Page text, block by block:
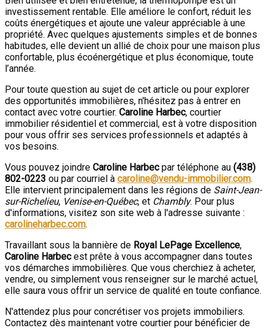
investissement rentable. Elle améliore le confort, réduit les
coûts énergétiques et ajoute une valeur appréciable à une
propriété. Avec quelques ajustements simples et de bonnes
habitudes, elle devient un allié de choix pour une maison plus
confortable, plus écoénergétique et plus économique, toute
l’année.
Pour toute question au sujet de cet article ou pour explorer
des opportunités immobilières, n'hésitez pas à entrer en
contact avec votre courtier. Caroline Harbec, courtier
immobilier résidentiel et commercial, est à votre disposition
pour vous offrir ses services professionnels et adaptés à
vos besoins.
Vous pouvez joindre Caroline Harbecpar téléphone au (438)
802-0223 ou par courriel à caroline@vendu-immobilier.com.
Elle intervient principalement dans les régions de Saint-Jean-
sur-Richelieu, Venise-en-Québec, et Chambly. Pour plus
d'informations, visitez son site web à l'adresse suivante :
carolineharbec.com.
Travaillant sous la bannière de Royal LePage Excellence,
Caroline Harbecest prête à vous accompagner dans toutes
vos démarches immobilières. Que vous cherchiez à acheter,
vendre, ou simplement vous renseigner sur le marché actuel,
elle saura vous offrir un service de qualité en toute confiance.
N'attendez plus pour concrétiser vos projets immobiliers.
Contactez dès maintenant votre courtier pour bénéficier de